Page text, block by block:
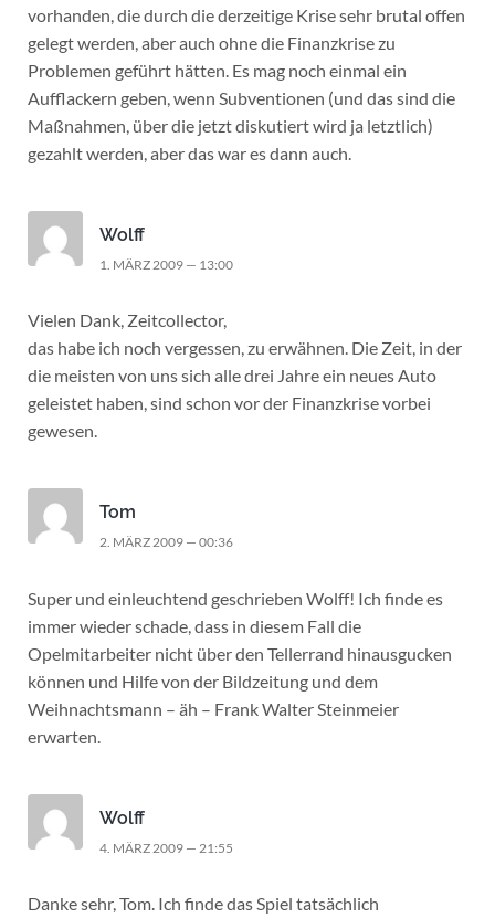
vorhanden, die durch die derzeitige Krise sehr brutal offen
gelegt werden, aber auch ohne die Finanzkrise zu
Problemen geführt hätten. Es mag noch einmal ein
Aufflackern geben, wenn Subventionen (und das sind die
Maßnahmen, über die jetzt diskutiert wird ja letztlich)
gezahlt werden, aber das war es dann auch.
Wolff
1. MÄRZ 2009 — 13:00
Vielen Dank, Zeitcollector,
das habe ich noch vergessen, zu erwähnen. Die Zeit, in der
die meisten von uns sich alle drei Jahre ein neues Auto
geleistet haben, sind schon vor der Finanzkrise vorbei
gewesen.
Tom
2. MÄRZ 2009 — 00:36
Super und einleuchtend geschrieben Wolff! Ich finde es
immer wieder schade, dass in diesem Fall die
Opelmitarbeiter nicht über den Tellerrand hinausgucken
können und Hilfe von der Bildzeitung und dem
Weihnachtsmann – äh – Frank Walter Steinmeier
erwarten.
Wolff
4. MÄRZ 2009 — 21:55
Danke sehr, Tom. Ich finde das Spiel tatsächlich